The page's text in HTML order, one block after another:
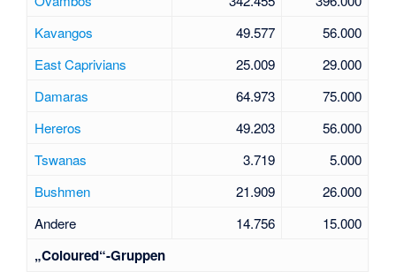
Kavangos
49.577
56.000
East Caprivians
25.009
29.000
Damaras
64.973
75.000
Hereros
49.203
56.000
Tswanas
3.719
5.000
Bushmen
21.909
26.000
Andere
14.756 15.000
„Coloured“-Gruppen